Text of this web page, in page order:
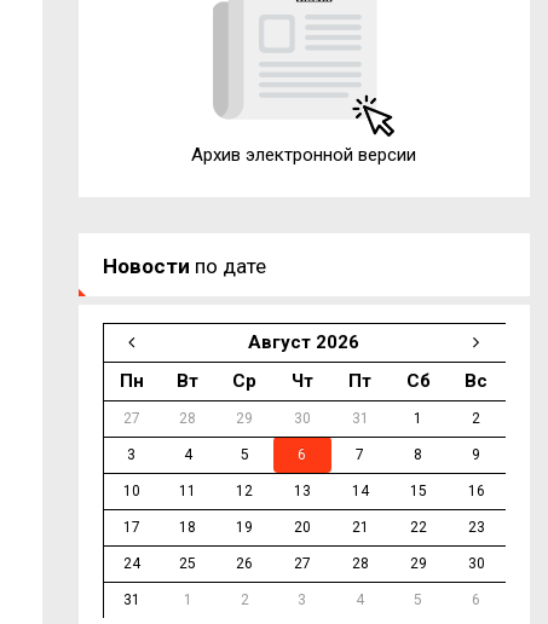
Архив электронной версии
Новости по дате
Август 2026
Пн
Вт Ср Чт Пт Сб Вс
27 28 29 30 31 1 2
3 4 5 6 7 8 9
10 11 12 13 14 15 16
17 18 19 20 21 22 23
24 25 26 27 28 29 30
31 1 2 3 4 5 6